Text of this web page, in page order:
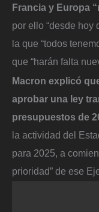
Francia y Europa
por ello “desde hoy
la que “todos
que “harán falta
Macron explicó
aprobar una ley
presupuestos de
la actividad del
para 2025, a
prioridad” de ese